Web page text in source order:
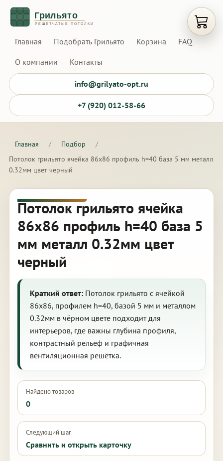
Главная Подобрать Грильято Корзина FAQ
О компании Контакты
info@grilyato-opt.ru
+7 (920) 012-58-66
Главная / Подбор
/
Потолок грильято ячейка 86х86 профиль h=40 база 5 мм металл
0.32мм цвет черный
Потолок грильято ячейка
86х86 профиль h=40 база 5
мм металл 0.32мм цвет
черный
Краткий ответ:Потолок грильято с ячейкой
86х86, профилем h=40, базой 5 мм и металлом
0.32мм в чёрном цвете подходит для
интерьеров, где важны глубина профиля,
контрастный рельеф и графичная
вентиляционная решётка.
Найдено товаров
0
Следующий шаг
Сравнить и открыть карточку